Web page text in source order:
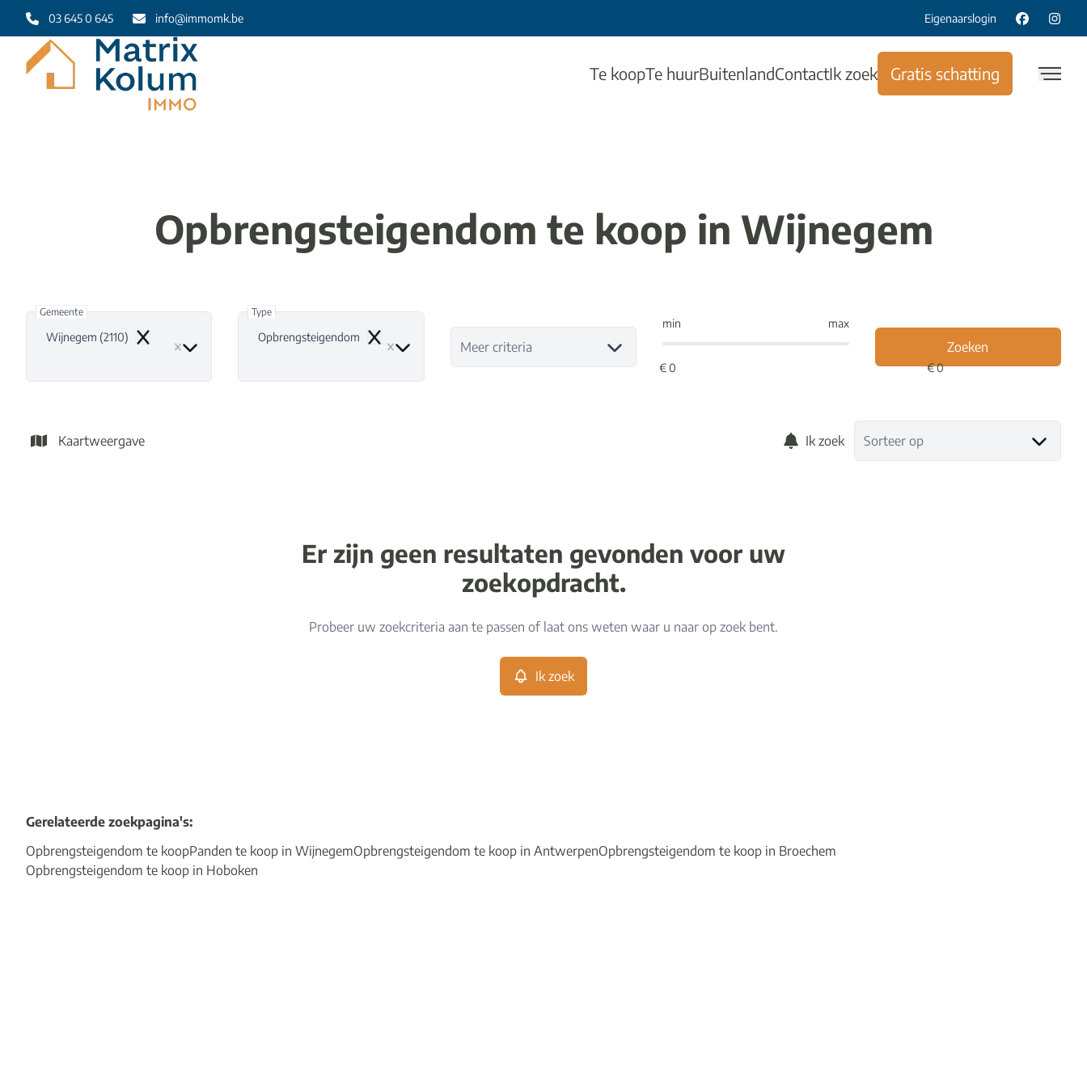
Ga naar hoofdinhoud
03 645 0 645 info@immomk.be Eigenaarslogin
Te koopTe huurBuitenlandContactIk zoek Gratis schatting
Opbrengsteigendom te koop in Wijnegem
Gemeente
Wijnegem (2110)
Remove
Type
Opbrengsteigendom
Remove Meer criteria
min max
Zoeken
Kaartweergave Ik zoek Sorteer op
Er zijn geen resultaten gevonden voor uw
zoekopdracht.
Probeer uw zoekcriteria aan te passen of laat ons weten waar u naar op zoek bent.
Ik zoek
Gerelateerde zoekpagina's:
Opbrengsteigendom te koopPanden te koop in WijnegemOpbrengsteigendom te koop in AntwerpenOpbrengsteigendom te koop in Broechem
Opbrengsteigendom te koop in Hoboken